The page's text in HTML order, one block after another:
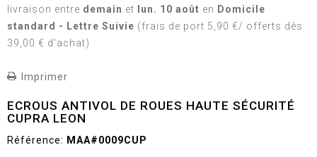
livraison entre demain et lun. 10 août en Domicile
standard - Lettre Suivie (frais de port 5,90 €/ offerts dès
39,00 € d'achat)
Imprimer
ECROUS ANTIVOL DE ROUES HAUTE SÉCURITÉ
CUPRA LEON
Référence: MAA#0009CUP